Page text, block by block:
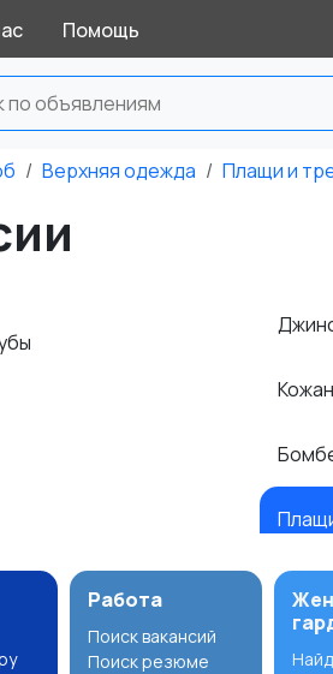
Помощь
Верхняя одежда Плащи и
Работа
Поиск вакансий
Поиск резюме